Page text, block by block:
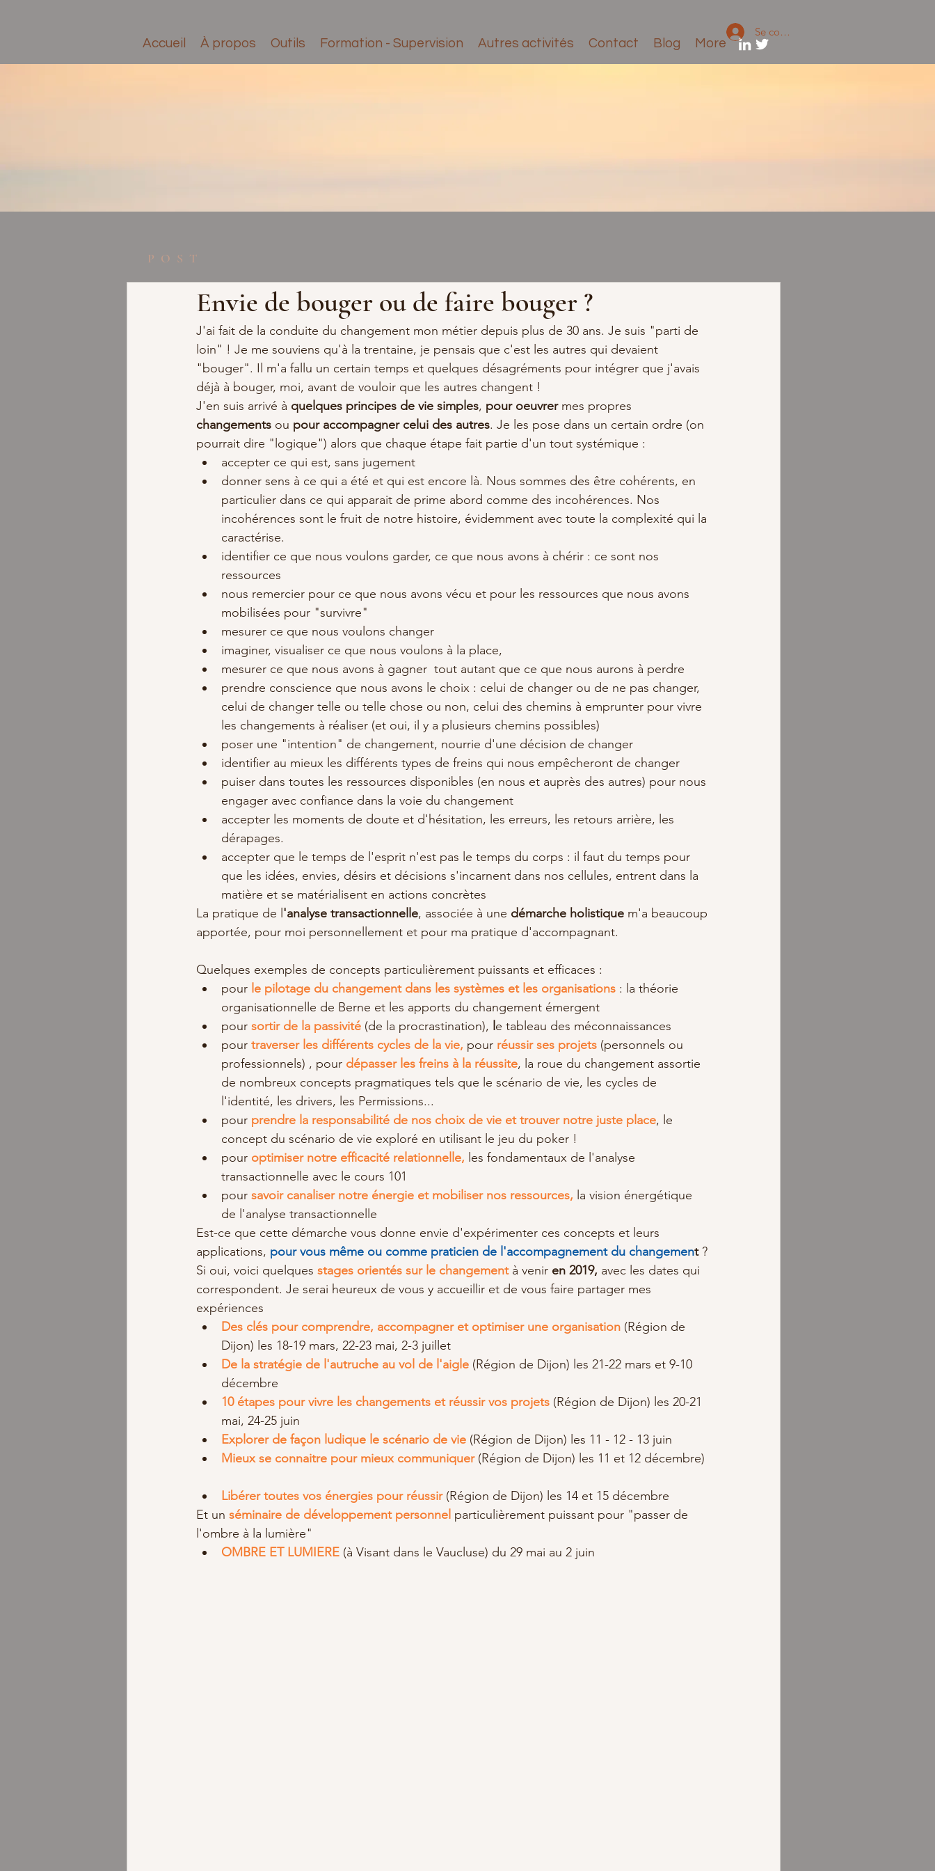
Accueil À propos Outils Formation - Supervision Autres activités Contact Blog More
Se connecter
POST
Envie de bouger ou de faire bouger ?
J'ai fait de la conduite du changement mon métier depuis plus de 30 ans. Je suis "parti de
loin" ! Je me souviens qu'à la trentaine, je pensais que c'est les autres qui devaient
"bouger". Il m'a fallu un certain temps et quelques désagréments pour intégrer que j'avais
déjà à bouger, moi, avant de vouloir que les autres changent !
J'en suis arrivé à quelques principes de vie simples, pour oeuvrer mes propres
changements ou pour accompagner celui des autres. Je les pose dans un certain ordre (on
pourrait dire "logique") alors que chaque étape fait partie d'un tout systémique :
accepter ce qui est, sans jugement
donner sens à ce qui a été et qui est encore là. Nous sommes des être cohérents, en
particulier dans ce qui apparait de prime abord comme des incohérences. Nos
incohérences sont le fruit de notre histoire, évidemment avec toute la complexité qui la
caractérise.
identifier ce que nous voulons garder, ce que nous avons à chérir : ce sont nos
ressources
nous remercier pour ce que nous avons vécu et pour les ressources que nous avons
mobilisées pour "survivre"
mesurer ce que nous voulons changer
imaginer, visualiser ce que nous voulons à la place,
mesurer ce que nous avons à gagner  tout autant que ce que nous aurons à perdre
prendre conscience que nous avons le choix : celui de changer ou de ne pas changer,
celui de changer telle ou telle chose ou non, celui des chemins à emprunter pour vivre
les changements à réaliser (et oui, il y a plusieurs chemins possibles)
poser une "intention" de changement, nourrie d'une décision de changer
identifier au mieux les différents types de freins qui nous empêcheront de changer
puiser dans toutes les ressources disponibles (en nous et auprès des autres) pour nous
engager avec confiance dans la voie du changement
accepter les moments de doute et d'hésitation, les erreurs, les retours arrière, les
dérapages.
accepter que le temps de l'esprit n'est pas le temps du corps : il faut du temps pour
que les idées, envies, désirs et décisions s'incarnent dans nos cellules, entrent dans la
matière et se matérialisent en actions concrètes
La pratique de l 'analyse transactionnelle, associée à une démarche holistique m'a beaucoup
apportée, pour moi personnellement et pour ma pratique d'accompagnant.
Quelques exemples de concepts particulièrement puissants et efficaces :​
pour le pilotage du changement dans les systèmes et les organisations : la théorie
organisationnelle de Berne et les apports du changement émergent
pour sortir de la passivité (de la procrastination), e tableau des méconnaissances
pour traverser les différents cycles de la vie, pour réussir ses projets (personnels ou
professionnels) , pour dépasser les freins à la réussite, la roue du changement assortie
de nombreux concepts pragmatiques tels que le scénario de vie, les cycles de
l'identité, les drivers, les Permissions...
pour prendre la responsabilité de nos choix de vie et trouver notre juste place, le
concept du scénario de vie exploré en utilisant le jeu du poker !
pour optimiser notre efficacité relationnelle, les fondamentaux de l'analyse
transactionnelle avec le cours 101
pour savoir canaliser notre énergie et mobiliser nos ressources, la vision énergétique
de l'analyse transactionnelle
Est-ce que cette démarche vous donne envie d'expérimenter ces concepts et leurs
applications, pour vous même ou comme praticien de l'accompagnement du changement ?
Si oui, voici quelques stages orientés sur le changement à venir en 2019, avec les dates qui
correspondent. Je serai heureux de vous y accueillir et de vous faire partager mes
expériences
Des clés pour comprendre, accompagner et optimiser une organisation (Région de
Dijon) les 18-19 mars, 22-23 mai, 2-3 juillet
De la stratégie de l'autruche au vol de l'aigle (Région de Dijon) les 21-22 mars et 9-10
décembre
10 étapes pour vivre les changements et réussir vos projets (Région de Dijon) les 20-21
mai, 24-25 juin
Explorer de façon ludique le scénario de vie (Région de Dijon) les 11 - 12 - 13 juin
Mieux se connaitre pour mieux communiquer (Région de Dijon) les 11 et 12 décembre)
Libérer toutes vos énergies pour réussir (Région de Dijon) les 14 et 15 décembre
Et un séminaire de développement personnel particulièrement puissant pour "passer de
l'ombre à la lumière"
OMBRE ET LUMIERE (à Visant dans le Vaucluse) du 29 mai au 2 juin